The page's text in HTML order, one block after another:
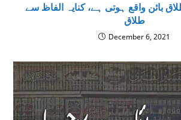
بائن واقع ہوتی ہے، کنایہ الفاظ سے
طلاق
December 6, 2021